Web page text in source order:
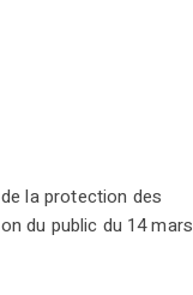
la protection des
du public du 14 mars